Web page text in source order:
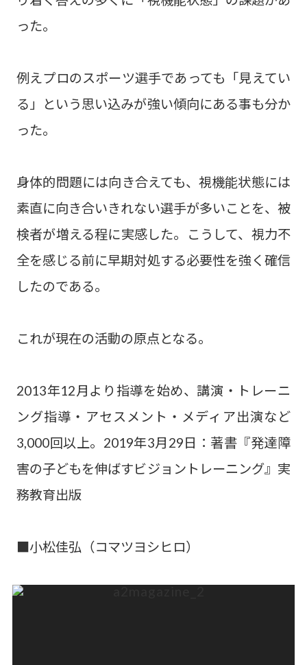
った。
例えプロのスポーツ選手であっても「見えてい
る」という思い込みが強い傾向にある事も分か
った。
身体的問題には向き合えても、視機能状態には
素直に向き合いきれない選手が多いことを、被
検者が増える程に実感した。こうして、視力不
全を感じる前に早期対処する必要性を強く確信
したのである。
これが現在の活動の原点となる。
2013年12月より指導を始め、講演・トレーニ
ング指導・アセスメント・メディア出演など
3,000回以上。2019年3月29日：著書『発達障
害の子どもを伸ばすビジョントレーニング』実
務教育出版
■小松佳弘（コマツヨシヒロ）